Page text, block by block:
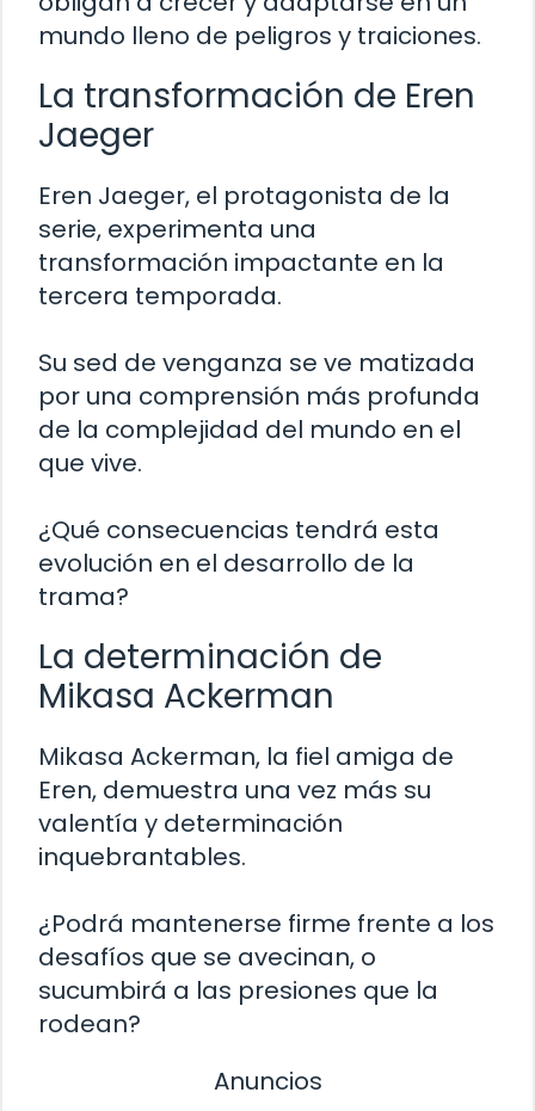
mundo lleno de peligros y traiciones.
La transformación de Eren
Jaeger
Eren Jaeger, el protagonista de la
serie, experimenta una
transformación impactante en la
tercera temporada.
Su sed de venganza se ve matizada
por una comprensión más profunda
de la complejidad del mundo en el
que vive.
¿Qué consecuencias tendrá esta
evolución en el desarrollo de la
trama?
La determinación de
Mikasa Ackerman
Mikasa Ackerman, la fiel amiga de
Eren, demuestra una vez más su
valentía y determinación
inquebrantables.
¿Podrá mantenerse firme frente a los
desafíos que se avecinan, o
sucumbirá a las presiones que la
rodean?
Anuncios